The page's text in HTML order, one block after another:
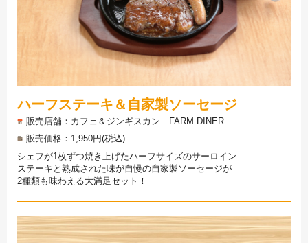
ハーフステーキ＆自家製ソーセージ
販売店舗
カフェ＆ジンギスカン FARM DINER
販売価格
1,950円(税込)
シェフが1枚ずつ焼き上げたハーフサイズのサーロイン
ステーキと熟成された味が自慢の自家製ソーセージが
2種類も味わえる大満足セット！